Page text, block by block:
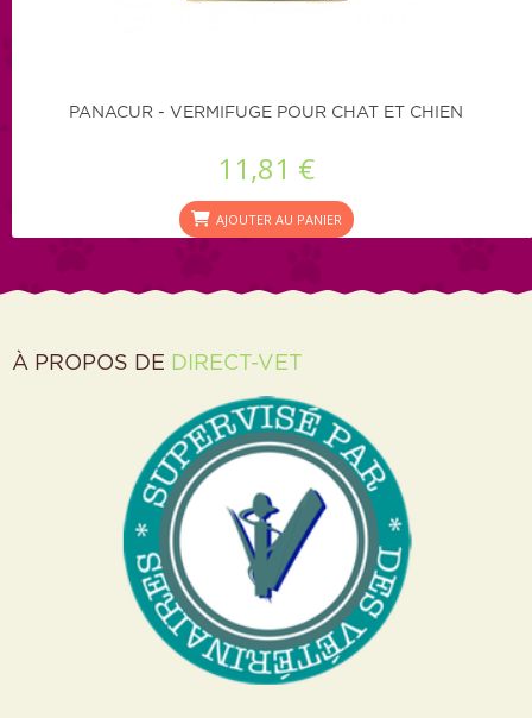
PANACUR - VERMIFUGE POUR CHAT ET CHIEN
11,81 €
AJOUTER AU PANIER
À PROPOS DE DIRECT-VET